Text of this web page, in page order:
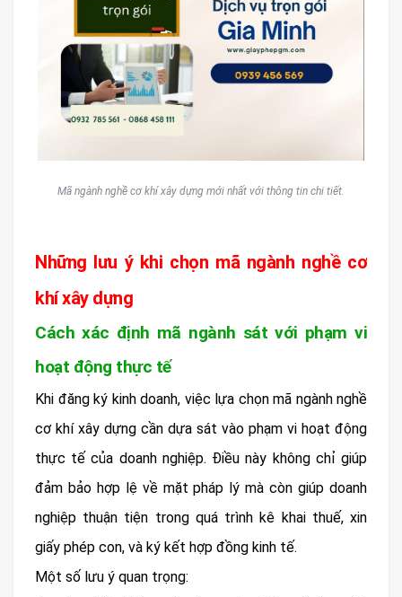
Mã ngành nghề cơ khí xây dựng mới nhất với thông tin chi tiết.
Những lưu ý khi chọn mã ngành nghề cơ
khí xây dựng
Cách xác định mã ngành sát với phạm vi
hoạt động thực tế
Khi đăng ký kinh doanh, việc lựa chọn mã ngành nghề
cơ khí xây dựng cần dựa sát vào phạm vi hoạt động
thực tế của doanh nghiệp. Điều này không chỉ giúp
đảm bảo hợp lệ về mặt pháp lý mà còn giúp doanh
nghiệp thuận tiện trong quá trình kê khai thuế, xin
giấy phép con, và ký kết hợp đồng kinh tế.
Một số lưu ý quan trọng: